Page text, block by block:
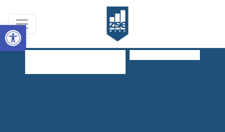
Open toolbar